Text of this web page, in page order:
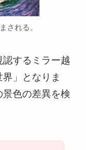
される。
するミラー越
」となりま
色の差異を検